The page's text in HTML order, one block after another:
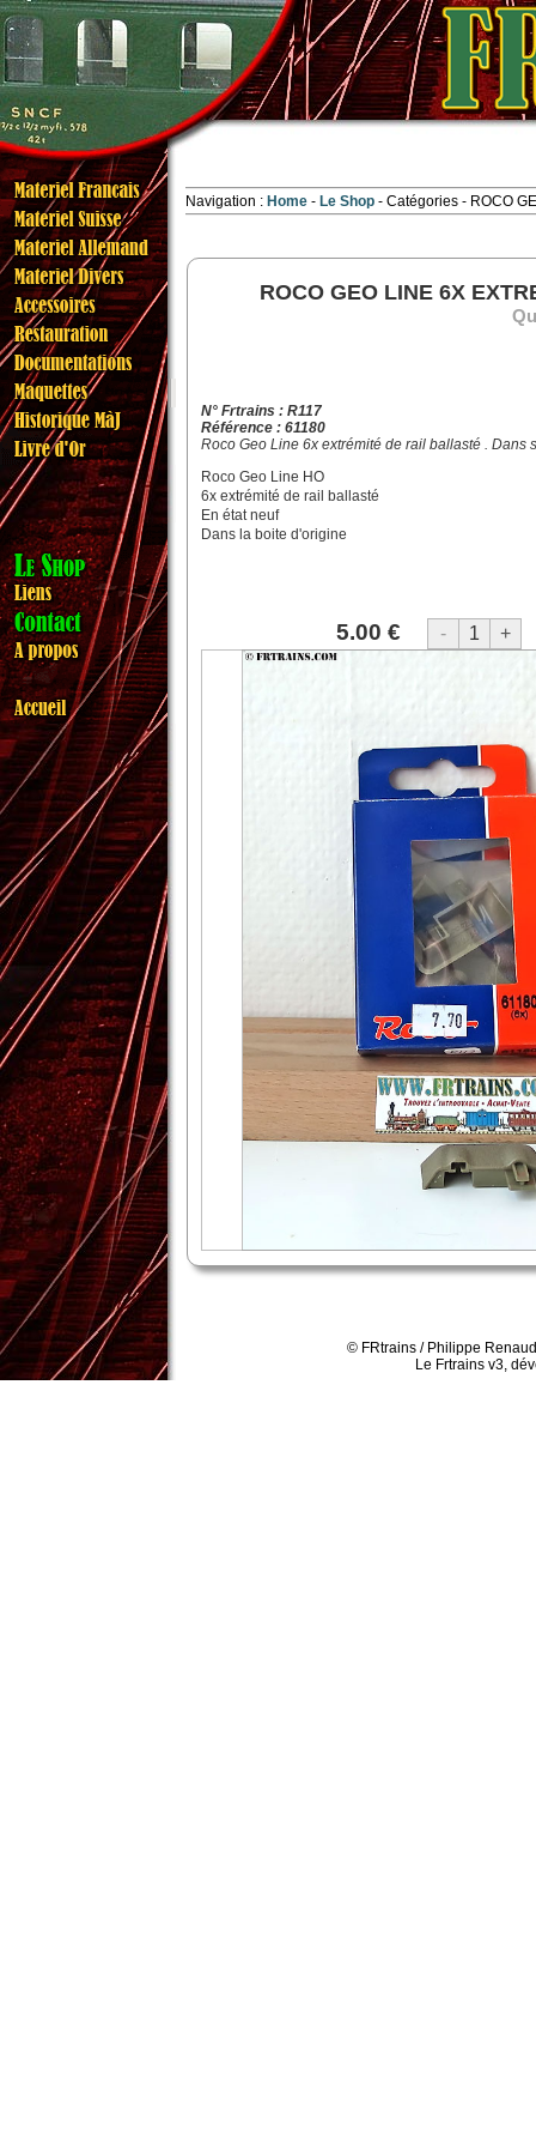
Navigation : Home Le Shop Catégories - ROCO
ROCO GEO LINE 6X
N° Frtrains : R117
Référence : 61180
Roco Geo Line 6x extrémité de rail ballasté . Dans
Roco Geo Line HO
6x extrémité de rail ballasté
En état neuf
Dans la boite d'origine
5.00 € - 1 +
© FRtrains / Philippe
Le Frtrains v3,